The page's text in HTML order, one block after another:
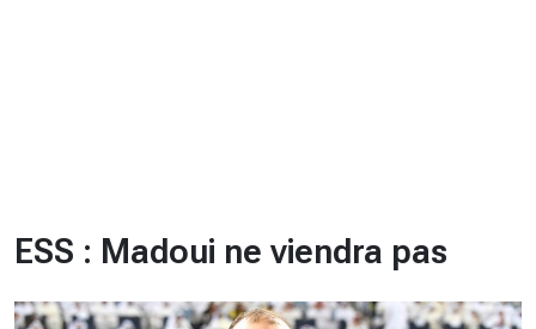
ESS : Madoui ne viendra pas